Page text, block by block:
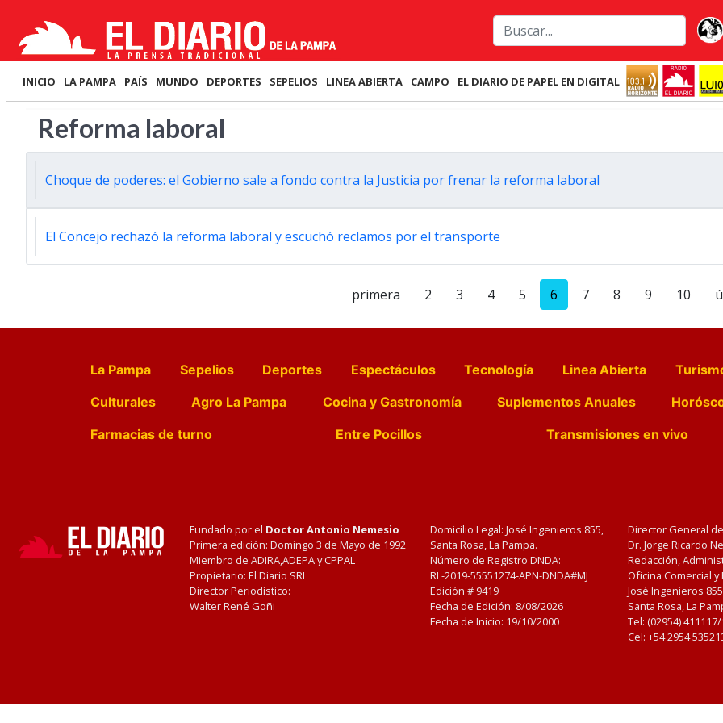
INICIO LA PAMPA PAÍS MUNDO DEPORTES SEPELIOS LINEA ABIERTA CAMPO EL DIARIO DE PAPEL EN DIGITAL
Reforma laboral
Choque de poderes: el Gobierno sale a fondo contra la Justicia por frenar la reforma laboral
El Concejo rechazó la reforma laboral y escuchó reclamos por el transporte
primera 2 3 4 5 6 7 8 9 10
La Pampa Sepelios Deportes Espectáculos Tecnología Linea Abierta
Culturales
Agro La Pampa Cocina y Gastronomía Suplementos Anuales
Farmacias de turno
Entre Pocillos Transmisiones en vivo
Fundado por el Doctor Antonio Nemesio
Primera edición: Domingo 3 de Mayo de 1992
Miembro de ADIRA,ADEPA y CPPAL
Propietario: El Diario SRL
Director Periodístico:
Walter René Goñi
Domicilio Legal: José Ingenieros 855,
Santa Rosa, La Pampa.
Número de Registro DNDA:
RL-2019-55551274-APN-DNDA#MJ
Edición # 9419
Fecha de Edición: 8/08/2026
Fecha de Inicio: 19/10/2000
Director General
Dr. Jorge Ricardo
Redacción,
Oficina Comercial
José Ingenieros
Santa Rosa, La
Tel: (02954)
Cel: +54 2954